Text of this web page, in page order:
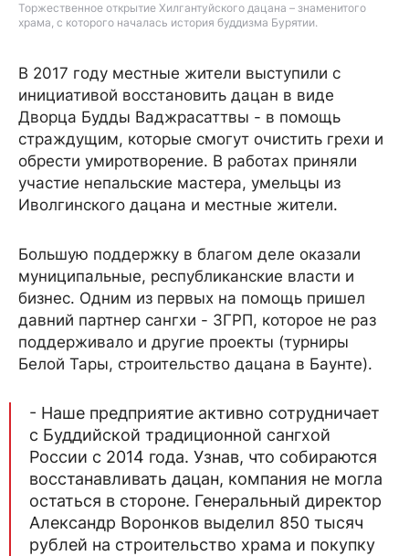
Торжественное открытие Хилгантуйского дацана – знаменитого
храма, с которого началась история буддизма Бурятии.
В 2017 году местные жители выступили с
инициативой восстановить дацан в виде
Дворца Будды Ваджрасаттвы - в помощь
страждущим, которые смогут очистить грехи и
обрести умиротворение. В работах приняли
участие непальские мастера, умельцы из
Иволгинского дацана и местные жители.
Большую поддержку в благом деле оказали
муниципальные, республиканские власти и
бизнес. Одним из первых на помощь пришел
давний партнер сангхи - ЗГРП, которое не раз
поддерживало и другие проекты (турниры
Белой Тары, строительство дацана в Баунте).
- Наше предприятие активно сотрудничает
с Буддийской традиционной сангхой
России с 2014 года. Узнав, что собираются
восстанавливать дацан, компания не могла
остаться в стороне. Генеральный директор
Александр Воронков выделил 850 тысяч
рублей на строительство храма и покупку